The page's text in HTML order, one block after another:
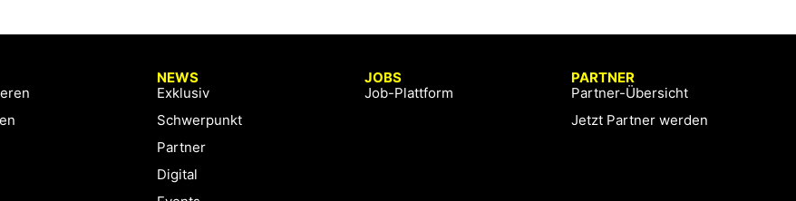
NEWS
Exklusiv
Schwerpunkt
Partner
Digital
JOBS
Job-Plattform
PARTNER
Partner-Übersicht
Jetzt Partner werden